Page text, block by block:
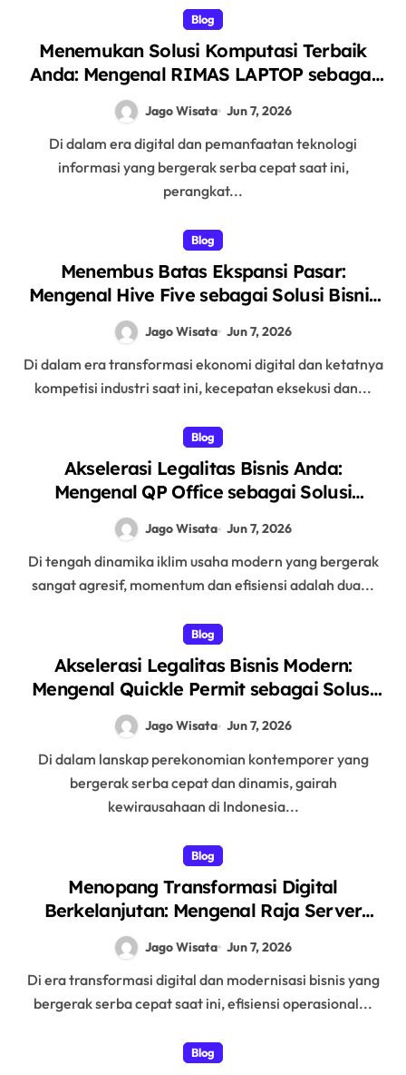
Blog
Menemukan Solusi Komputasi Terbaik
Anda: Mengenal RIMAS LAPTOP sebagai
Pusat Ekosistem Laptop Terintegrasi
Jago Wisata Jun 7, 2026
Di dalam era digital dan pemanfaatan teknologi
informasi yang bergerak serba cepat saat ini,
perangkat...
Blog
Menembus Batas Ekspansi Pasar:
Mengenal Hive Five sebagai Solusi Bisnis
& Legal untuk Segala Kebutuhan Anda
Jago Wisata Jun 7, 2026
Di dalam era transformasi ekonomi digital dan ketatnya
kompetisi industri saat ini, kecepatan eksekusi dan...
Blog
Akselerasi Legalitas Bisnis Anda:
Mengenal QP Office sebagai Solusi
Terbaik Pendirian PT Perorangan dan
Virtual Office Prestigius
Jago Wisata Jun 7, 2026
Di tengah dinamika iklim usaha modern yang bergerak
sangat agresif, momentum dan efisiensi adalah dua...
Blog
Akselerasi Legalitas Bisnis Modern:
Mengenal Quickle Permit sebagai Solusi
Satu Atap Jasa Pendirian PT dan Virtual
Office
Jago Wisata Jun 7, 2026
Di dalam lanskap perekonomian kontemporer yang
bergerak serba cepat dan dinamis, gairah
kewirausahaan di Indonesia...
Blog
Menopang Transformasi Digital
Berkelanjutan: Mengenal Raja Server
sebagai Penyedia Solusi Infrastruktur TI
Terintegrasi
Jago Wisata Jun 7, 2026
Di era transformasi digital dan modernisasi bisnis yang
bergerak serba cepat saat ini, efisiensi operasional...
Blog